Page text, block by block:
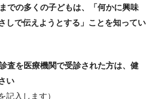
での多くの子どもは、「何かに興味
しで伝えようとする」ことを知ってい
査を医療機関で受診された方は、健
い
記入します）